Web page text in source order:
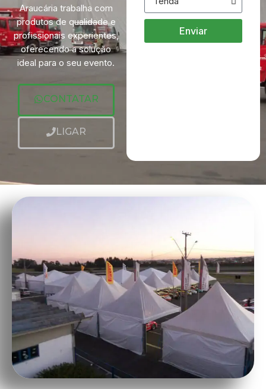
Araucária trabalha com
produtos de qualidade e
profissionais experientes,
oferecendo a solução
ideal para o seu evento.
CONTATAR
LIGAR
Enviar